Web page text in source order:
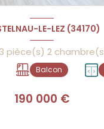
LE-LEZ (34170)
Balcon
190 000 €